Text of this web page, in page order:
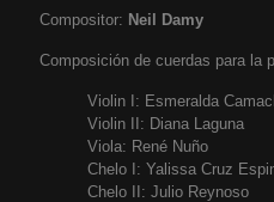
Compositor: Neil Damy
Composición de cuerdas para la
Violin I: Esmeralda
Violin II: Diana Laguna
Viola: René Nuño
Chelo I: Yalissa Cruz
Chelo II: Julio Reynoso